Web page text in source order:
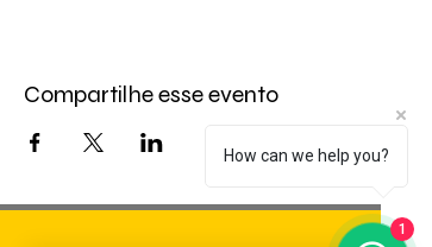
Compartilhe esse evento
How can we help you?
1